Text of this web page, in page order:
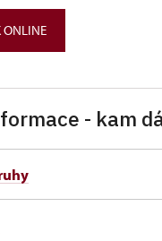
ONLINE
- kam